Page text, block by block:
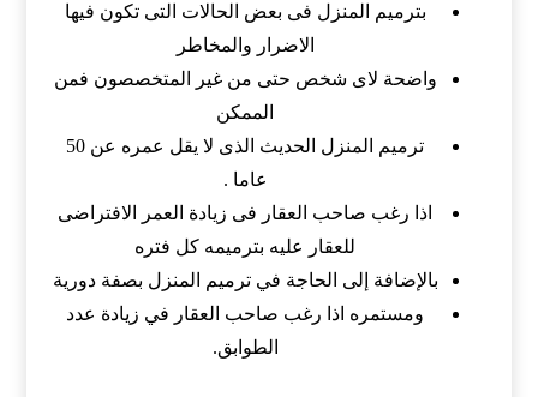
بترميم المنزل فى بعض الحالات التى تكون فيها
الاضرار والمخاطر
واضحة لاى شخص حتى من غير المتخصصون فمن
الممكن
ترميم المنزل الحديث الذى لا يقل عمره عن 50
عاما .
اذا رغب صاحب العقار فى زيادة العمر الافتراضى
للعقار عليه بترميمه كل فتره
بالإضافة إلى الحاجة في ترميم المنزل بصفة دورية
ومستمره اذا رغب صاحب العقار في زيادة عدد
الطوابق.